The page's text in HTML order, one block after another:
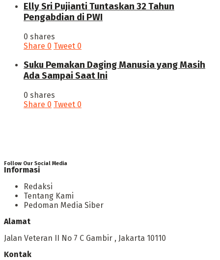
Elly Sri Pujianti Tuntaskan 32 Tahun
Pengabdian di PWI
0 shares
Share 0 Tweet 0
‎Suku Pemakan Daging Manusia yang Masih
Ada Sampai Saat Ini
0 shares
Share 0 Tweet 0
Follow Our Social Media
Informasi
Redaksi
Tentang Kami
Pedoman Media Siber
Alamat
Jalan Veteran II No 7 C Gambir , Jakarta 10110
Kontak